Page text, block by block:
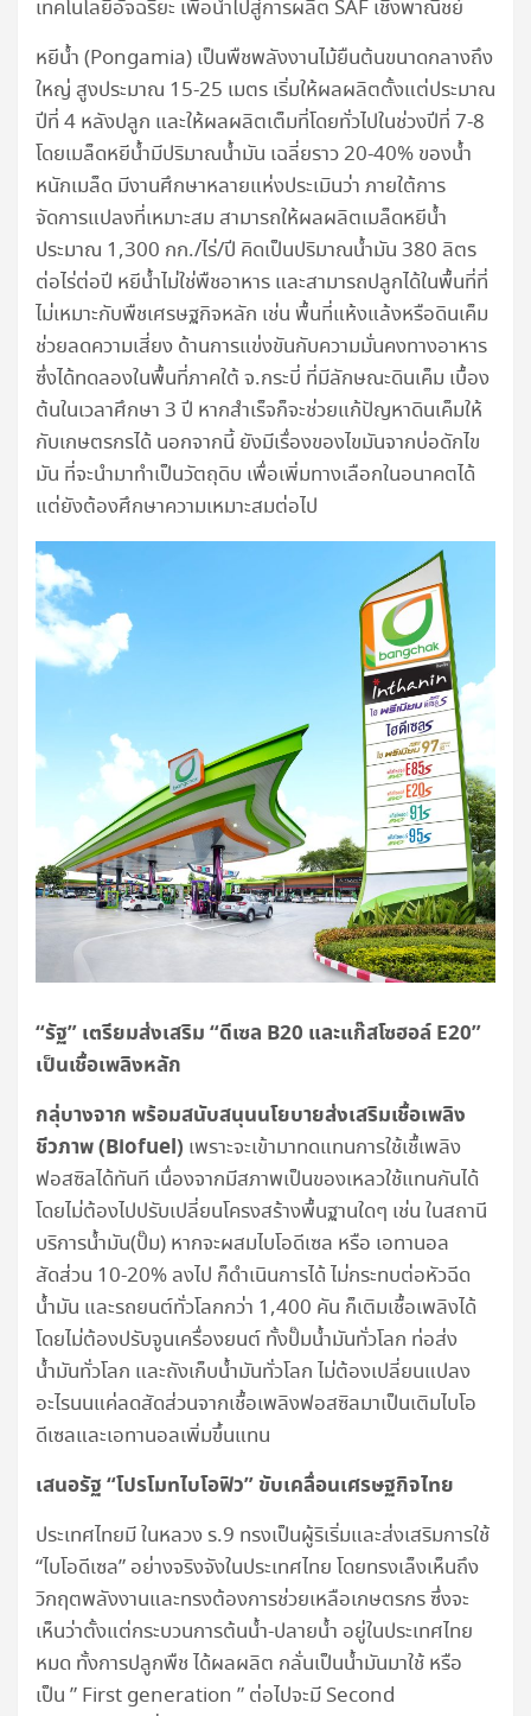
เทคโนโลยีอัจฉริยะ เพื่อนำไปสู่การผลิต SAF เชิงพาณิชย์
หยีน้ำ (Pongamia) เป็นพืชพลังงานไม้ยืนต้นขนาดกลางถึง
ใหญ่ สูงประมาณ 15-25 เมตร เริ่มให้ผลผลิตตั้งแต่ประมาณ
ปีที่ 4 หลังปลูก และให้ผลผลิตเต็มที่โดยทั่วไปในช่วงปีที่ 7-8
โดยเมล็ดหยีน้ำมีปริมาณน้ำมัน เฉลี่ยราว 20-40% ของน้ำ
หนักเมล็ด มีงานศึกษาหลายแห่งประเมินว่า ภายใต้การ
จัดการแปลงที่เหมาะสม สามารถให้ผลผลิตเมล็ดหยีน้ำ
ประมาณ 1,300 กก./ไร่/ปี คิดเป็นปริมาณน้ำมัน 380 ลิตร
ต่อไร่ต่อปี หยีน้ำไม่ใช่พืชอาหาร และสามารถปลูกได้ในพื้นที่ที่
ไม่เหมาะกับพืชเศรษฐกิจหลัก เช่น พื้นที่แห้งแล้งหรือดินเค็ม
ช่วยลดความเสี่ยง ด้านการแข่งขันกับความมั่นคงทางอาหาร
ซึ่งได้ทดลองในพื้นที่ภาคใต้ จ.กระบี่ ที่มีลักษณะดินเค็ม เบื้อง
ต้นในเวลาศึกษา 3 ปี หากสำเร็จก็จะช่วยแก้ปัญหาดินเค็มให้
กับเกษตรกรได้ นอกจากนี้ ยังมีเรื่องของไขมันจากบ่อดักไข
มัน ที่จะนำมาทำเป็นวัตถุดิบ เพื่อเพิ่มทางเลือกในอนาคตได้
แต่ยังต้องศึกษาความเหมาะสมต่อไป
“รัฐ” เตรียมส่งเสริม “ดีเซล B20 และแก๊สโซฮอล์ E20”
เป็นเชื้อเพลิงหลัก
กลุ่บางจาก พร้อมสนับสนุนนโยบายส่งเสริมเชื้อเพลิง
ชีวภาพ (Biofuel) เพราะจะเข้ามาทดแทนการใช้เชื้เพลิง
ฟอสซิลได้ทันที เนื่องจากมีสภาพเป็นของเหลวใช้แทนกันได้
โดยไม่ต้องไปปรับเปลี่ยนโครงสร้างพื้นฐานใดๆ เช่น ในสถานี
บริการน้ำมัน(ปั๊ม) หากจะผสมไบโอดีเซล หรือ เอทานอล
สัดส่วน 10-20% ลงไป ก็ดำเนินการได้ ไม่กระทบต่อหัวฉีด
น้ำมัน และรถยนต์ทั่วโลกกว่า 1,400 คัน ก็เติมเชื้อเพลิงได้
โดยไม่ต้องปรับจูนเครื่องยนต์ ทั้งปั๊มน้ำมันทั่วโลก ท่อส่ง
น้ำมันทั่วโลก และถังเก็บน้ำมันทั่วโลก ไม่ต้องเปลี่ยนแปลง
อะไรนนแค่ลดสัดส่วนจากเชื้อเพลิงฟอสซิลมาเป็นเติมไบโอ
ดีเซลและเอทานอลเพิ่มขึ้นแทน
เสนอรัฐ “โปรโมทไบโอฟิว” ขับเคลื่อนเศรษฐกิจไทย
ประเทศไทยมี ในหลวง ร.9 ทรงเป็นผู้ริเริ่มและส่งเสริมการใช้
“ไบโอดีเซล” อย่างจริงจังในประเทศไทย โดยทรงเล็งเห็นถึง
วิกฤตพลังงานและทรงต้องการช่วยเหลือเกษตรกร ซึ่งจะ
เห็นว่าตั้งแต่กระบวนการต้นน้ำ-ปลายน้ำ อยู่ในประเทศไทย
หมด ทั้งการปลูกพืช ได้ผลผลิต กลั่นเป็นน้ำมันมาใช้ หรือ
เป็น ” First generation ” ต่อไปจะมี Second